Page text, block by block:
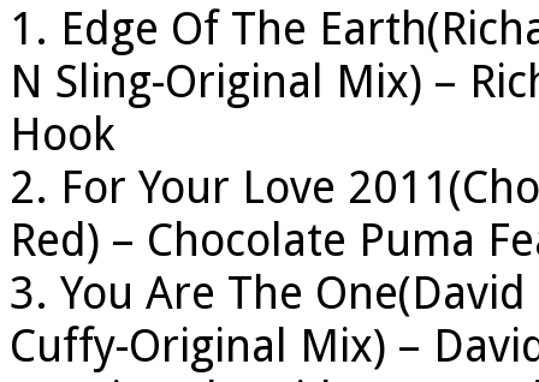
1. Edge Of The
N Sling-Original Mix) –
Hook
2. For Your Love
Red) – Chocolate Puma
3. You Are The
Cuffy-Original Mix) –